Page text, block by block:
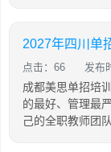
点击：66 发布
成都美思单招培
的最好、管理最
己的全职教师团